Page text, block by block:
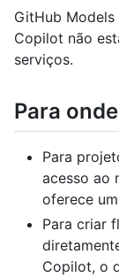
GitHub
Copilot não
serviços.
Para
Para
acesso ao
oferece
Para criar
Copilot, o